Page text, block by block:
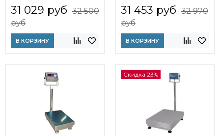
31 029 руб 32 500
руб
В КОРЗИНУ
31 453 руб 32 970
руб
В КОРЗИНУ
Скидка 23%